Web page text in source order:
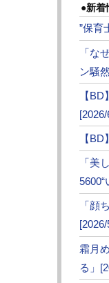
・【
・
・【
・【
くな
・【
「女
●新着
”保育
「な
ン騒
【
【
「美
5600“
「顔
霜月
る」